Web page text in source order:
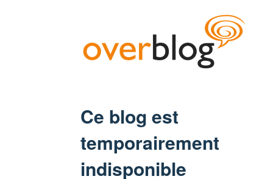
Ce blog est
temporairement
indisponible